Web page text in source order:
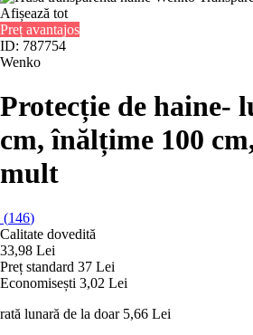
Afișează tot
Preț avantajos
ID: 787754
Wenko
Protecție de haine-
cm, înălțime 100 cm
mult
(146)
Calitate dovedită
33,98 Lei
Preț standard 37 Lei
Economisești 3,02 Lei
rată lunară de la doar 5,66 Lei